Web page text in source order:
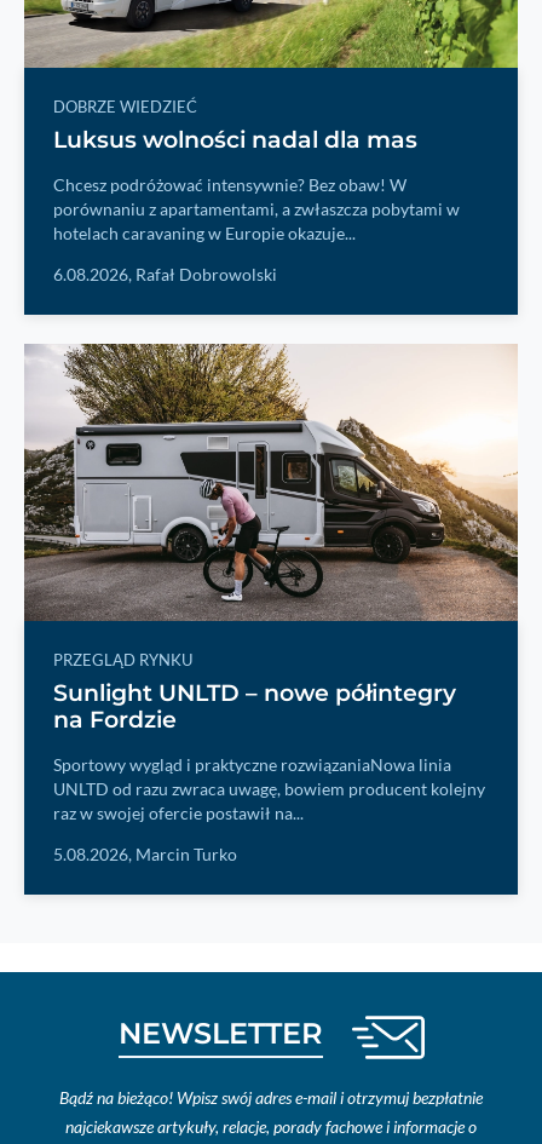
DOBRZE WIEDZIEĆ
Luksus wolności nadal dla mas
Chcesz podróżować intensywnie? Bez obaw! W
porównaniu z apartamentami, a zwłaszcza pobytami w
hotelach caravaning w Europie okazuje...
6.08.2026, Rafał Dobrowolski
PRZEGLĄD RYNKU
Sunlight UNLTD – nowe półintegry
na Fordzie
Sportowy wygląd i praktyczne rozwiązaniaNowa linia
UNLTD od razu zwraca uwagę, bowiem producent kolejny
raz w swojej ofercie postawił na...
5.08.2026, Marcin Turko
NEWSLETTER
Bądź na bieżąco! Wpisz swój adres e-mail i otrzymuj bezpłatnie
najciekawsze artykuły, relacje, porady fachowe i informacje o